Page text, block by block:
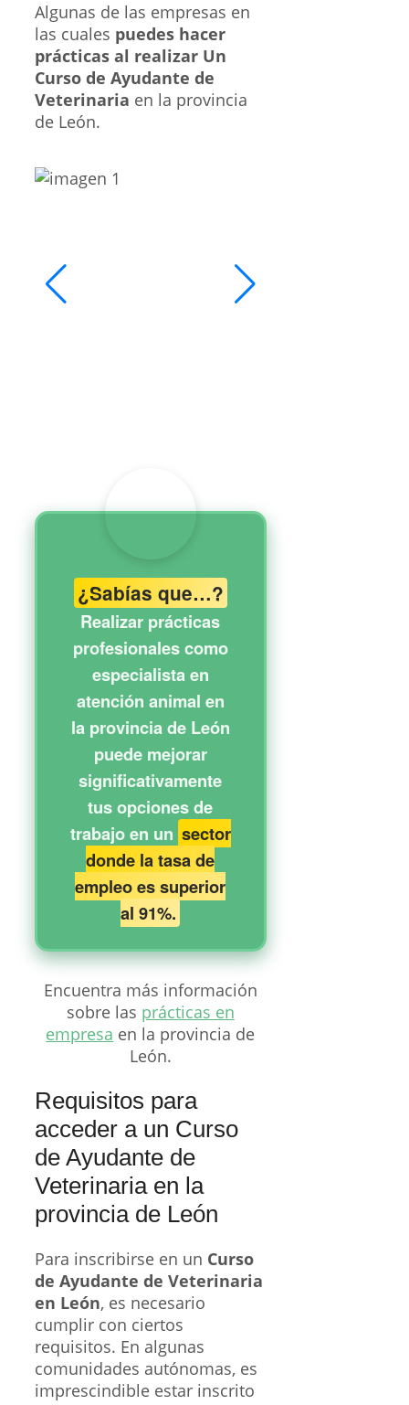
Algunas de las empresas en
las cuales puedes hacer
prácticas al realizar Un
Curso de Ayudante de
Veterinaria en la provincia
de León.
¿Sabías que…?
Realizar prácticas
profesionales como
especialista en
atención animal en
la provincia de León
puede mejorar
significativamente
tus opciones de
trabajo en un sector
donde la tasa de
empleo es superior
al 91%.
Encuentra más información
sobre las prácticas en
empresa en la provincia de
León.
Requisitos para
acceder a un Curso
de Ayudante de
Veterinaria en la
provincia de León
Para inscribirse en un Curso
de Ayudante de Veterinaria
en León, es necesario
cumplir con ciertos
requisitos. En algunas
comunidades autónomas, es
imprescindible estar inscrito